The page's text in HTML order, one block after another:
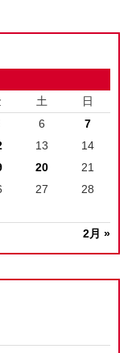
土 日
2月 »
6
7
13
14
20
21
27
28